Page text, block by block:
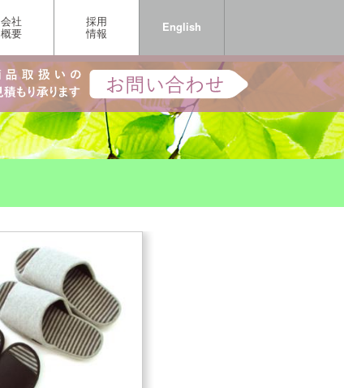
会社
概要
採用
情報 English